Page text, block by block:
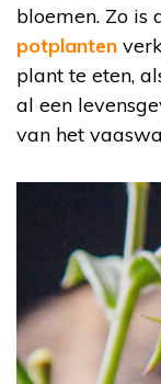
bloemen. Zo is
potplanten
plant te eten,
al een
van het